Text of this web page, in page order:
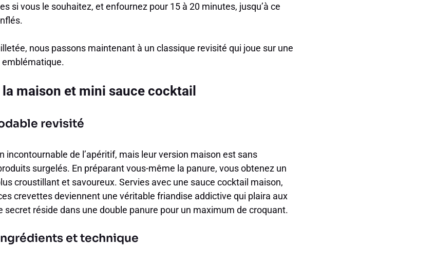
si vous le souhaitez, et enfournez pour 15 à 20 minutes, jusqu’à ce
nous passons maintenant à un classique revisité qui joue sur une
emblématique.
maison et mini sauce cocktail
revisité
incontournable de l’apéritif, mais leur version maison est sans
surgelés. En préparant vous-même la panure, vous obtenez un
croustillant et savoureux. Servies avec une sauce cocktail maison,
crevettes deviennent une véritable friandise addictive qui plaira aux
secret réside dans une double panure pour un maximum de croquant.
et technique